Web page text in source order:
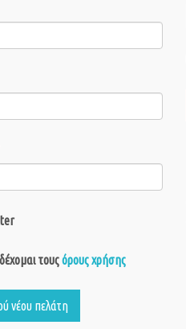
τουςόρους χρήσης
νέου πελάτη